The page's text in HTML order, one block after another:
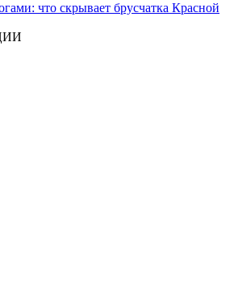
что скрывает брусчатка Красной